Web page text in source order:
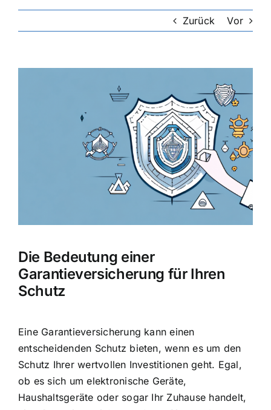
Zurück Vor
Die Bedeutung einer
Garantieversicherung für Ihren
Schutz
Eine Garantieversicherung kann einen
entscheidenden Schutz bieten, wenn es um den
Schutz Ihrer wertvollen Investitionengeht. Egal,
ob es sich um elektronische Geräte,
Haushaltsgeräte oder sogar Ihr Zuhause handelt,